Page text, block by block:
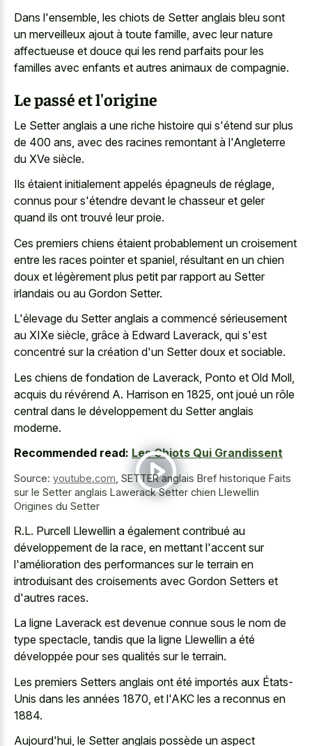
Dans l'ensemble, les chiots de Setter anglais bleu sont
un merveilleux ajout à toute famille, avec leur nature
affectueuse et douce qui les rend parfaits pour les
familles avec enfants et autres animaux de compagnie.
Le passé et l'origine
Le Setter anglais a une riche histoire qui s'étend sur plus
de 400 ans, avec des racines remontant à l'Angleterre
du XVe siècle.
Ils étaient initialement appelés épagneuls de réglage,
connus pour s'étendre devant le chasseur et geler
quand ils ont trouvé leur proie.
Ces premiers chiens étaient probablement un croisement
entre les races pointer et spaniel, résultant en un chien
doux et légèrement plus petit par rapport au Setter
irlandais ou au Gordon Setter.
L'élevage du Setter anglais a commencé sérieusement
au XIXe siècle, grâce à Edward Laverack, qui s'est
concentré sur la création d'un Setter doux et sociable.
Les chiens de fondation de Laverack, Ponto et Old Moll,
acquis du révérend A. Harrison en 1825, ont joué un rôle
central dans le développement du Setter anglais
moderne.
Recommended read: Les Chiots Qui Grandissent
Source: youtube.com SETTER anglais Bref historique Faits
sur le Setter anglais Lawerack Setter chien Llewellin
Origines du Setter
R.L. Purcell Llewellin a également contribué au
développement de la race, en mettant l'accent sur
l'amélioration des performances sur le terrain en
introduisant des croisements avec Gordon Setters et
d'autres races.
La ligne Laverack est devenue connue sous le nom de
type spectacle, tandis que la ligne Llewellin a été
développée pour ses qualités sur le terrain.
Les premiers Setters anglais ont été importés aux États-
Unis dans les années 1870, et l'AKC les a reconnus en
1884.
Aujourd'hui, le Setter anglais possède un aspect